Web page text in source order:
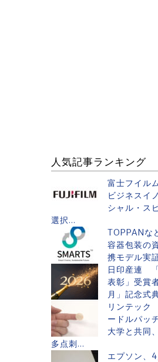
人気記事ランキング
富士フイル
ビジネスイ
シャル・ス
選択...
TOPPANな
容器包装の
携モデル実
日印産連
表彰」受賞
月」記念式
リンテック
ードルパッ
大学と共同
多点刺...
エプソン、